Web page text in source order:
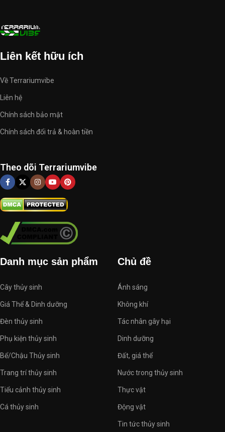
Liên kết hữu ích
Về Terrariumvibe
Liên hệ
Chính sách bảo mật
Chính sách đổi trả & hoàn tiền
Theo dõi Terrariumvibe
Danh mục sản phẩm
Cây thủy sinh
Giá Thể & Dinh dưỡng
Đèn thủy sinh
Phụ kiện thủy sinh
Bể/Chậu Thủy sinh
Trang trí thủy sinh
Tiểu cảnh thủy sinh
Cá thủy sinh
Chủ đề
Ánh sáng
Không khí
Tác nhân gây hại
Dinh dưỡng
Đất, giá thể
Nước trong thủy sinh
Thực vật
Động vật
Tin tức thủy sinh